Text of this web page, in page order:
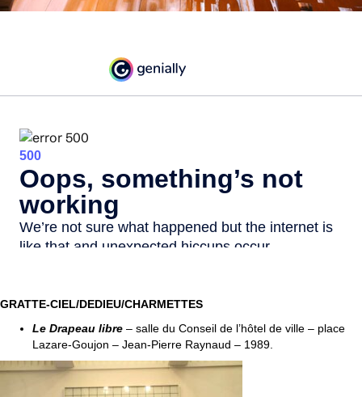
GRATTE-CIEL/DEDIEU/CHARMETTES
Le Drapeau libre – salle du Conseil de l’hôtel de ville – place
Lazare-Goujon – Jean-Pierre Raynaud – 1989.